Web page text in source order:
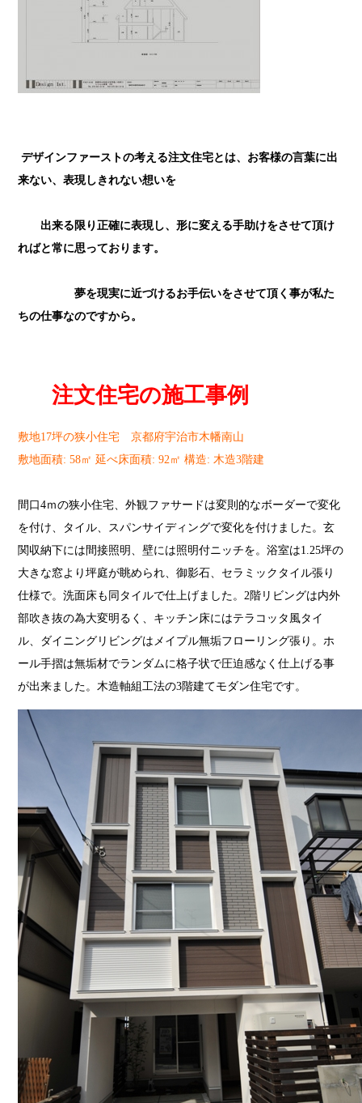
デザインファーストの考える注文住宅とは、お客様の言葉に出
来ない、表現しきれない想いを
出来る限り正確に表現し、形に変える手助けをさせて頂け
ればと常に思っております。
夢を現実に近づけるお手伝いをさせて頂く事が私た
ちの仕事なのですから。
注文住宅の施工事例
敷地17坪の狭小住宅 京都府宇治市木幡南山
敷地面積: 58㎡ 延べ床面積: 92㎡ 構造: 木造3階建
間口4ｍの狭小住宅、外観ファサードは変則的なボーダーで変化
を付け、タイル、スパンサイディングで変化を付けました。玄
関収納下には間接照明、壁には照明付ニッチを。浴室は1.25坪の
大きな窓より坪庭が眺められ、御影石、セラミックタイル張り
仕様で。洗面床も同タイルで仕上げました。2階リビングは内外
部吹き抜の為大変明るく、キッチン床にはテラコッタ風タイ
ル、ダイニングリビングはメイプル無垢フローリング張り。ホ
ール手摺は無垢材でランダムに格子状で圧迫感なく仕上げる事
が出来ました。木造軸組工法の3階建てモダン住宅です。